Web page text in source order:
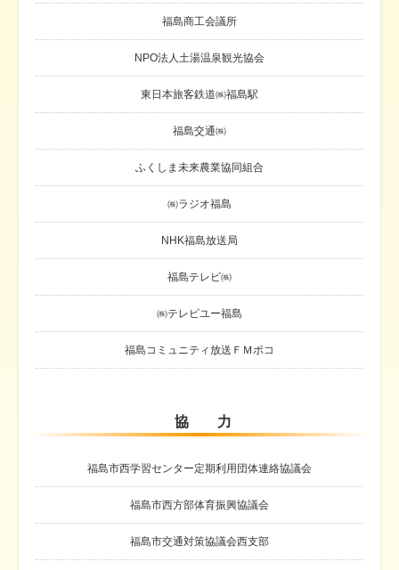
福島商工会議所
NPO法人土湯温泉観光協会
東日本旅客鉄道㈱福島駅
福島交通㈱
ふくしま未来農業協同組合
㈱ラジオ福島
NHK福島放送局
福島テレビ㈱
㈱テレビユー福島
福島コミュニティ放送ＦＭポコ
協 力
福島市西学習センター定期利用団体連絡協議会
福島市西方部体育振興協議会
福島市交通対策協議会西支部